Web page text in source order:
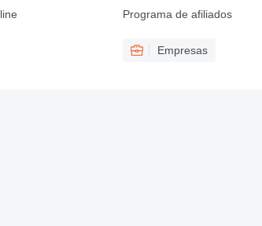
Programa de afiliados
Empresas